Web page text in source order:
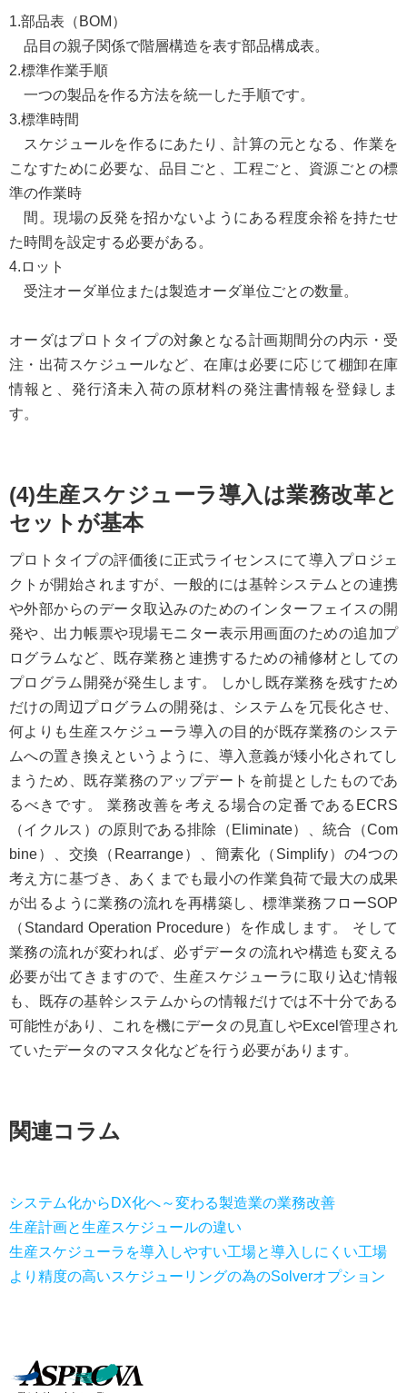
1.部品表（BOM）
品目の親子関係で階層構造を表す部品構成表。
2.標準作業手順
一つの製品を作る方法を統一した手順です。
3.標準時間
スケジュールを作るにあたり、計算の元となる、作業を
こなすために必要な、品目ごと、工程ごと、資源ごとの標
準の作業時
間。現場の反発を招かないようにある程度余裕を持たせ
た時間を設定する必要がある。
4.ロット
受注オーダ単位または製造オーダ単位ごとの数量。
オーダはプロトタイプの対象となる計画期間分の内示・受
注・出荷スケジュールなど、在庫は必要に応じて棚卸在庫
情報と、発行済未入荷の原材料の発注書情報を登録しま
す。
(4)生産スケジューラ導入は業務改革と
セットが基本
プロトタイプの評価後に正式ライセンスにて導入プロジェ
クトが開始されますが、一般的には基幹システムとの連携
や外部からのデータ取込みのためのインターフェイスの開
発や、出力帳票や現場モニター表示用画面のための追加プ
ログラムなど、既存業務と連携するための補修材としての
プログラム開発が発生します。 しかし既存業務を残すため
だけの周辺プログラムの開発は、システムを冗長化させ、
何よりも生産スケジューラ導入の目的が既存業務のシステ
ムへの置き換えというように、導入意義が矮小化されてし
まうため、既存業務のアップデートを前提としたものであ
るべきです。 業務改善を考える場合の定番であるECRS
（イクルス）の原則である排除（Eliminate）、統合（Com
bine）、交換（Rearrange）、簡素化（Simplify）の4つの
考え方に基づき、あくまでも最小の作業負荷で最大の成果
が出るように業務の流れを再構築し、標準業務フローSOP
（Standard Operation Procedure）を作成します。 そして
業務の流れが変われば、必ずデータの流れや構造も変える
必要が出てきますので、生産スケジューラに取り込む情報
も、既存の基幹システムからの情報だけでは不十分である
可能性があり、これを機にデータの見直しやExcel管理され
ていたデータのマスタ化などを行う必要があります。
関連コラム
システム化からDX化へ～変わる製造業の業務改善
生産計画と生産スケジュールの違い
生産スケジューラを導入しやすい工場と導入しにくい工場
より精度の高いスケジューリングの為のSolverオプション